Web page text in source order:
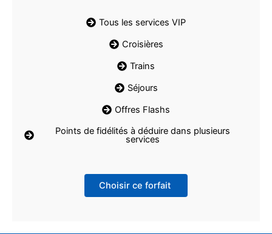
Tous les services VIP
Croisières
Trains
Séjours
Offres Flashs
Points de fidélités à déduire dans plusieurs
services
Choisir ce forfait